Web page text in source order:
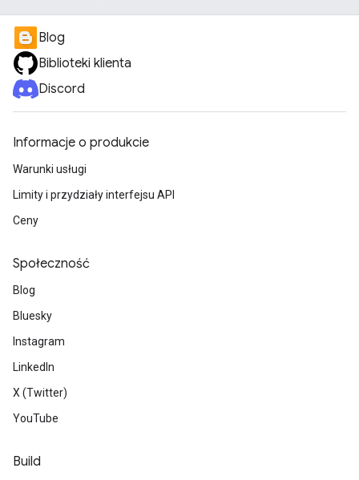
Blog
Biblioteki klienta
Discord
Informacje o produkcie
Warunki usługi
Limity i przydziały interfejsu API
Ceny
Społeczność
Blog
Bluesky
Instagram
LinkedIn
X (Twitter)
YouTube
Build